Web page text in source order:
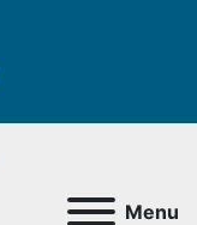
Menu